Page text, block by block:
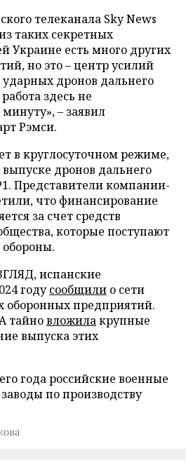
телеканала Sky News
таких секретных
Украине есть много других
но это – центр усилий
дронов дальнего
здесь не
– заявил
Рэмси.
в круглосуточном режиме,
дронов дальнего
Представители компании-
что финансирование
за счет средств
которые поступают
испанские
годусообщили о сети
оборонных предприятий.
тайновложилакрупные
выпуска этих
года российские военные
по производству